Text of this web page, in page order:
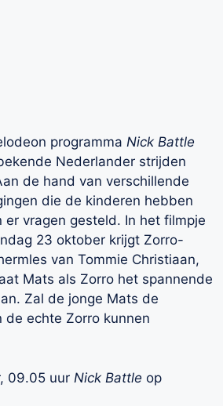
programma Nick Battle
Nederlander strijden
de hand van verschillende
die de kinderen hebben
vragen gesteld. In het filmpje
23 oktober krijgt Zorro-
van Tommie Christiaan,
Mats als Zorro het spannende
Zal de jonge Mats de
de echte Zorro kunnen
09.05 uur Nick Battle op